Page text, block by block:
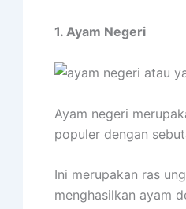
1. Ayam Negeri
Ayam negeri
populer dengan
Ini merupakan ras
menghasilkan ayam